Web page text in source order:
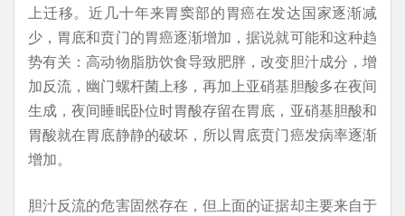
上迁移。近几十年来胃窦部的胃癌在发达国家逐渐减
少，胃底和贲门的胃癌逐渐增加，据说就可能和这种趋
势有关：高动物脂肪饮食导致肥胖，改变胆汁成分，增
加反流，幽门螺杆菌上移，再加上亚硝基胆酸多在夜间
生成，夜间睡眠卧位时胃酸存留在胃底，亚硝基胆酸和
胃酸就在胃底静静的破坏，所以胃底贲门癌发病率逐渐
增加。
胆汁反流的危害固然存在，但上面的证据却主要来自于